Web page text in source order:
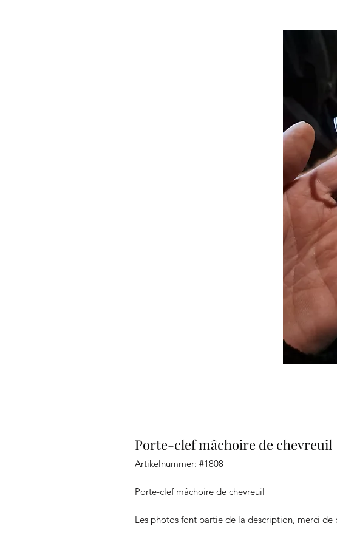
Porte-clef mâchoire de chevreuil
Artikelnummer: #1808
Porte-clef mâchoire de chevreuil
Les photos font partie de la description, merci de